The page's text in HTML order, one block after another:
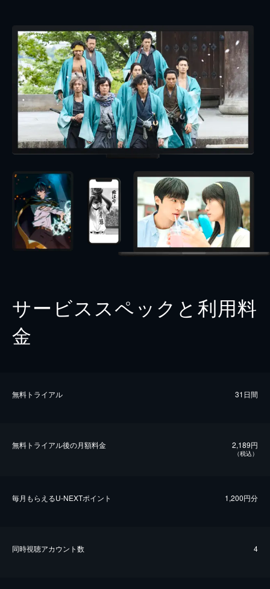
サービススペックと利用料
金
無料トライアル 31日間
無料トライアル後の⽉額料金 2,189円
（税込）
毎⽉もらえるU-NEXTポイント 1,200円分
同時視聴アカウント数 4